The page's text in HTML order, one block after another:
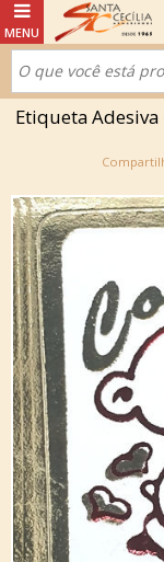
Etiqueta